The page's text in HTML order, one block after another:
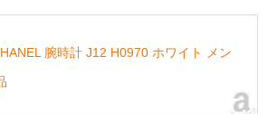
腕時計 J12 H0970 ホワイト メン